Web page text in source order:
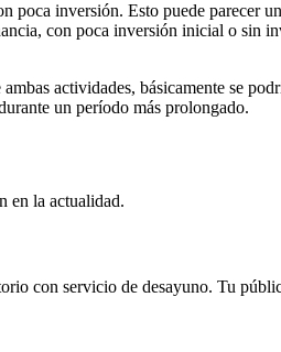
poca inversión. Esto puede parecer
con poca inversión inicial o sin
actividades, básicamente se
un período más prolongado.
en la actualidad.
con servicio de desayuno. Tu